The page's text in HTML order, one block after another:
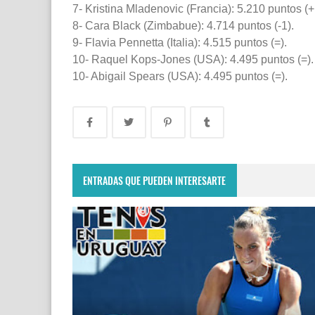
7- Kristina Mladenovic (Francia): 5.210 puntos
8- Cara Black (Zimbabue): 4.714 puntos (-1).
9- Flavia Pennetta (Italia): 4.515 puntos (=).
10- Raquel Kops-Jones (USA): 4.495 puntos (=).
10- Abigail Spears (USA): 4.495 puntos (=).
ENTRADAS QUE PUEDEN INTERESARTE